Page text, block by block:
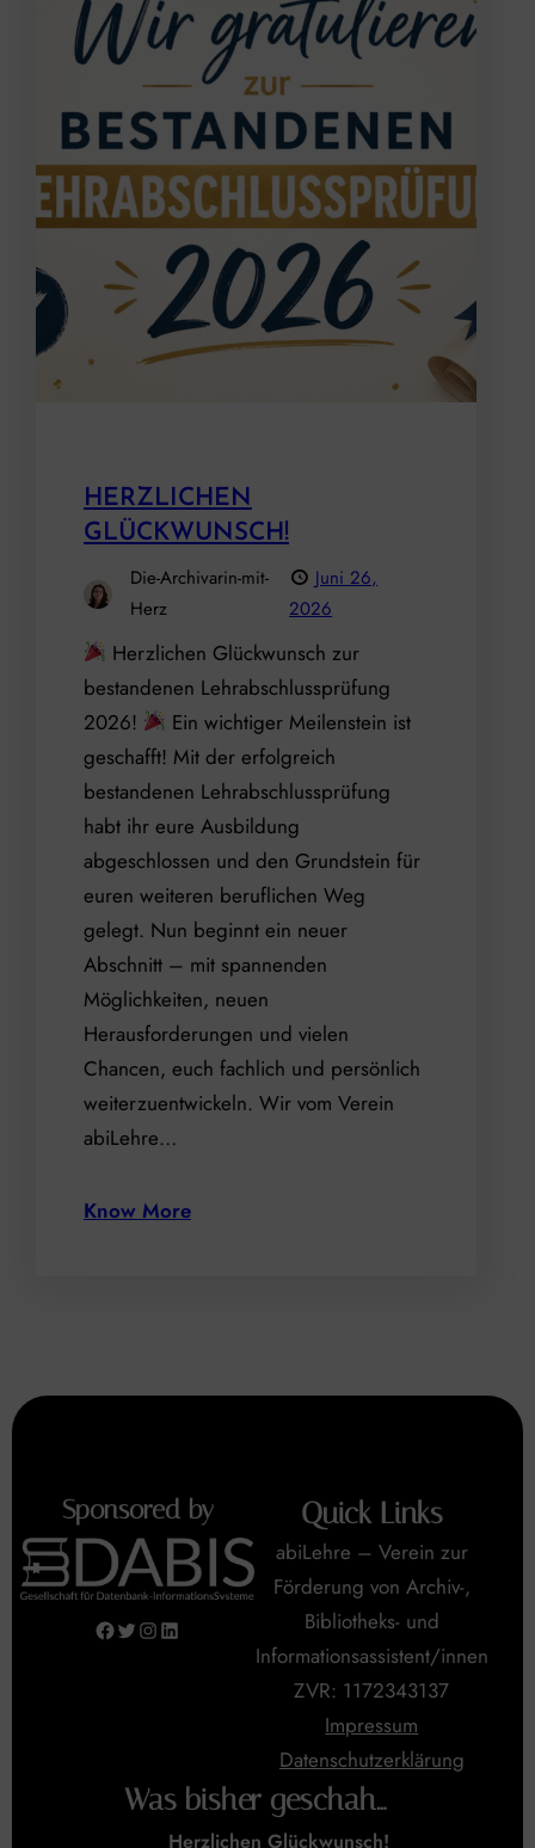
HERZLICHEN
GLÜCKWUNSCH!
Die-Archivarin-mit-
Herz
Juni 26,
2026
Herzlichen Glückwunsch zur
bestandenen Lehrabschlussprüfung
2026!
Ein wichtiger Meilenstein ist
geschafft! Mit der erfolgreich
bestandenen Lehrabschlussprüfung
habt ihr eure Ausbildung
abgeschlossen und den Grundstein für
euren weiteren beruflichen Weg
gelegt. Nun beginnt ein neuer
Abschnitt – mit spannenden
Möglichkeiten, neuen
Herausforderungen und vielen
Chancen, euch fachlich und persönlich
weiterzuentwickeln. Wir vom Verein
abiLehre…
Know More
Sponsored by
Facebook
Twitter
Instagram
LinkedIn
Quick Links
abiLehre – Verein zur
Förderung von Archiv-,
Bibliotheks- und
Informationsassistent/innen
ZVR: 1172343137
Impressum
Datenschutzerklärung
Was bisher geschah…
Herzlichen Glückwunsch!